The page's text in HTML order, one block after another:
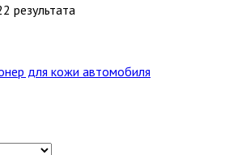
результата
для кожи автомобиля